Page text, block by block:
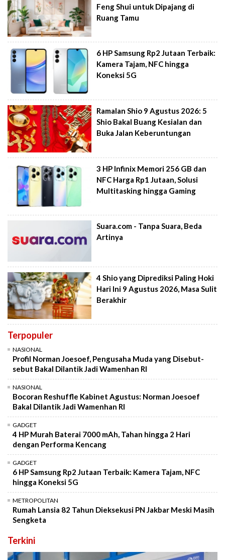
Feng Shui untuk Dipajang di
Ruang Tamu
6 HP Samsung Rp2 Jutaan Terbaik:
Kamera Tajam, NFC hingga
Koneksi 5G
Ramalan Shio 9 Agustus 2026: 5
Shio Bakal Buang Kesialan dan
Buka Jalan Keberuntungan
3 HP Infinix Memori 256 GB dan
NFC Harga Rp1 Jutaan, Solusi
Multitasking hingga Gaming
Suara.com - Tanpa Suara, Beda
Artinya
4 Shio yang Diprediksi Paling Hoki
Hari Ini 9 Agustus 2026, Masa Sulit
Berakhir
Terpopuler
NASIONAL
Profil Norman Joesoef, Pengusaha Muda yang Disebut-
sebut Bakal Dilantik Jadi Wamenhan RI
NASIONAL
Bocoran Reshuffle Kabinet Agustus: Norman Joesoef
Bakal Dilantik Jadi Wamenhan RI
GADGET
4 HP Murah Baterai 7000 mAh, Tahan hingga 2 Hari
dengan Performa Kencang
GADGET
6 HP Samsung Rp2 Jutaan Terbaik: Kamera Tajam, NFC
hingga Koneksi 5G
METROPOLITAN
Rumah Lansia 82 Tahun Dieksekusi PN Jakbar Meski Masih
Sengketa
Terkini